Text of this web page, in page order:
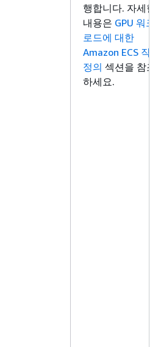
행합니다. 자세한
내용은 GPU 워크
로드에 대한
Amazon ECS 작업
정의 섹션을 참조
하세요.